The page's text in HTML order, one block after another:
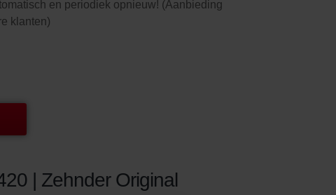
en periodiek opnieuw! (Aanbieding
klanten)
| Zehnder Original